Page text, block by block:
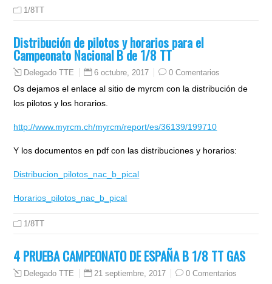
1/8TT
Distribución de pilotos y horarios para el
Campeonato Nacional B de 1/8 TT
Delegado TTE 6 octubre, 2017 0 Comentarios
Os dejamos el enlace al sitio de myrcm con la distribución de
los pilotos y los horarios.
http://www.myrcm.ch/myrcm/report/es/36139/199710
Y los documentos en pdf con las distribuciones y horarios:
Distribucion_pilotos_nac_b_pical
Horarios_pilotos_nac_b_pical
1/8TT
4 PRUEBA CAMPEONATO DE ESPAÑA B 1/8 TT GAS
Delegado TTE 21 septiembre, 2017 0 Comentarios